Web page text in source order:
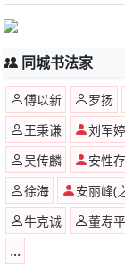
同城书法家
傅以新 罗扬
王秉谦
刘军婷
吴传麟
安性存
徐海
安丽峰(
牛克诚
董寿平
...